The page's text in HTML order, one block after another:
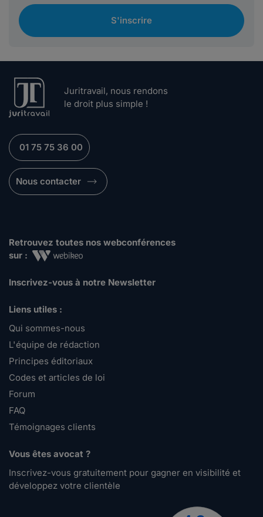
S'inscrire
Juritravail, nous rendons
le droit plus simple !
01 75 75 36 00
Nous contacter
Retrouvez toutes nos webconférences
sur :
Inscrivez-vous à notre Newsletter
Liens utiles :
Qui sommes-nous
L'équipe de rédaction
Principes éditoriaux
Codes et articles de loi
Forum
FAQ
Témoignages clients
Vous êtes avocat ?
Inscrivez-vous gratuitement pour gagner en visibilité et
développez votre clientèle